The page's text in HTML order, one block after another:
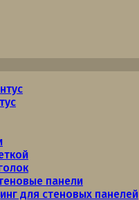
панели
для стеновых панелей